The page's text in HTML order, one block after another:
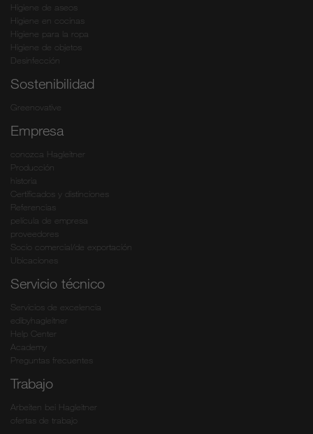
Higiene de aseos
Higiene en cocinas
Higiene para la ropa
Higiene de objetos
Desinfección
Sostenibilidad
Greenovative
Empresa
conozca Hagleitner
Producción
historia
Certificados y distinciones
Referencias
película de empresa
proveedores
Socio comercial/de exportación
Ubicaciones
Servicio técnico
Servicios de excelencia
edibyhagleitner
Help Center
Academy
Preguntas frecuentes
Trabajo
Arbeiten bei Hagleitner
ofertas de trabajo